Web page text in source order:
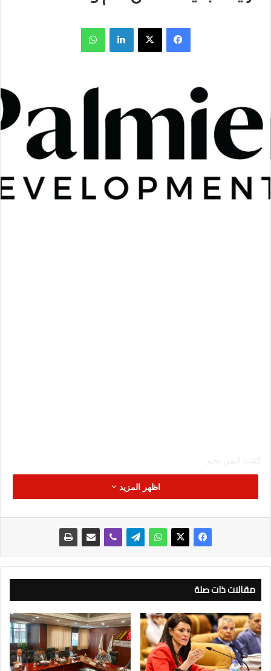
فيسبوك X لينكدإن
كتب: ايمن نجم
استراتيجية متكاملة تقوم على سرعة التنفيذ، والالتزام الصارم
بمواعيد التسليم، وتطبيق أعلى معايير الجودة.
فقد انتهت الشركة بالفعل من الأعمال الإنشائية بمشروعها السكني
المشروع، في خطوة عملية تعكس التزامها بالجداول الزمنية المتفق
عليها، وتجعلها أول الشركات التي نجحت في تسليم كومباوند سكني
متكامل داخل تلك المنطقة الواعدة.
يُقام مشروع «Villa» على مساحة إجمالية تبلغ 33.6 ألف متر مربع،
اظهر المزيد
مقالات ذات صلة